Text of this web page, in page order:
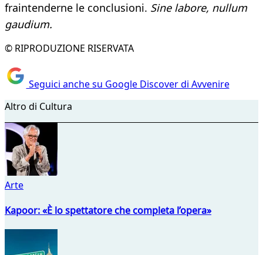
fraintenderne le conclusioni. Sine labore, nullum
gaudium.
© RIPRODUZIONE RISERVATA
Seguici anche su Google Discover di Avvenire
Altro di Cultura
Arte
Kapoor: «È lo spettatore che completa l’opera»